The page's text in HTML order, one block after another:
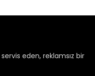
servis eden, reklamsız bir